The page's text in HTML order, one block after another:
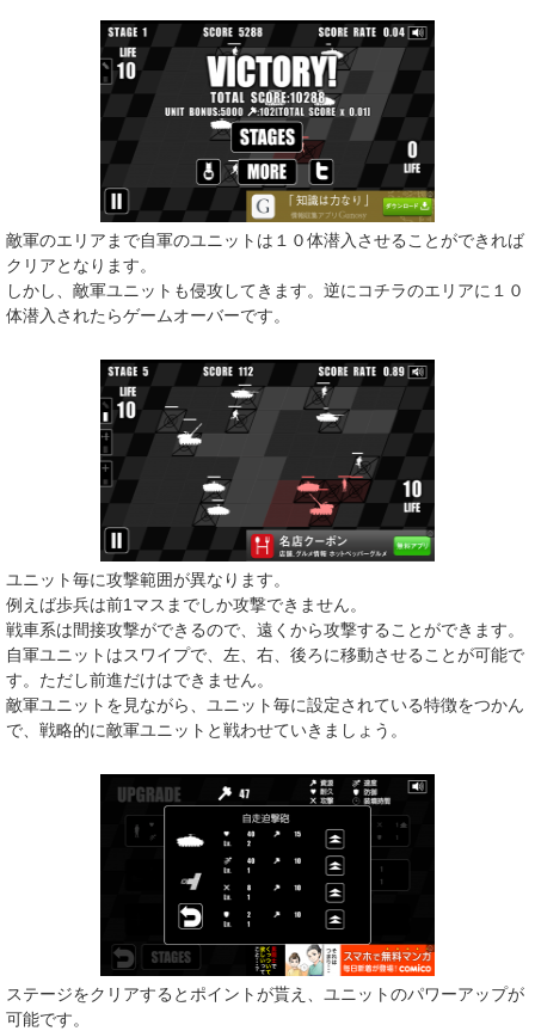
敵軍のエリアまで自軍のユニットは１０体潜入させることができれば
クリアとなります。
しかし、敵軍ユニットも侵攻してきます。逆にコチラのエリアに１０
体潜入されたらゲームオーバーです。
ユニット毎に攻撃範囲が異なります。
例えば歩兵は前1マスまでしか攻撃できません。
戦車系は間接攻撃ができるので、遠くから攻撃することができます。
自軍ユニットはスワイプで、左、右、後ろに移動させることが可能で
す。ただし前進だけはできません。
敵軍ユニットを見ながら、ユニット毎に設定されている特徴をつかん
で、戦略的に敵軍ユニットと戦わせていきましょう。
ステージをクリアするとポイントが貰え、ユニットのパワーアップが
可能です。